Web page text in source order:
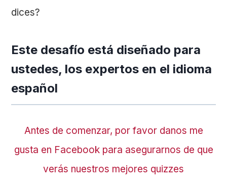
dices?
Este desafío está diseñado para
ustedes, los expertos en el idioma
español
Antes de comenzar, por favor danos me
gusta en Facebook para asegurarnos de que
verás nuestros mejores quizzes